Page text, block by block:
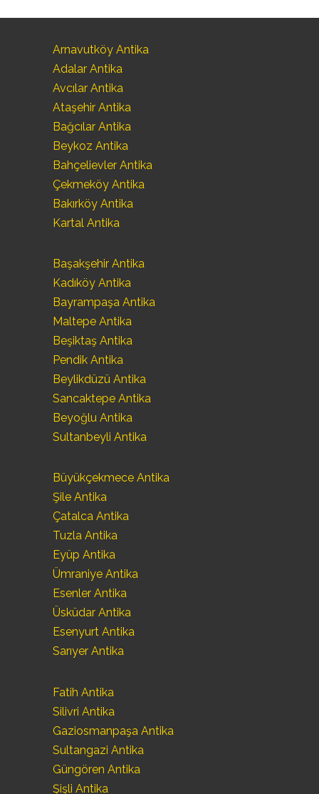
Arnavutköy Antika
Adalar Antika
Avcılar Antika
Ataşehir Antika
Bağcılar Antika
Beykoz Antika
Bahçelievler Antika
Çekmeköy Antika
Bakırköy Antika
Kartal Antika
Başakşehir Antika
Kadıköy Antika
Bayrampaşa Antika
Maltepe Antika
Beşiktaş Antika
Pendik Antika
Beylikdüzü Antika
Sancaktepe Antika
Beyoğlu Antika
Sultanbeyli Antika
Büyükçekmece Antika
Şile Antika
Çatalca Antika
Tuzla Antika
Eyüp Antika
Ümraniye Antika
Esenler Antika
Üsküdar Antika
Esenyurt Antika
Sarıyer Antika
Fatih Antika
Silivri Antika
Gaziosmanpaşa Antika
Sultangazi Antika
Güngören Antika
Şişli Antika